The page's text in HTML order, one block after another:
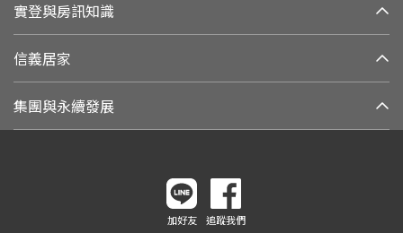
實登與房訊知識
信義居家
集團與永續發展
加好友 追蹤我們